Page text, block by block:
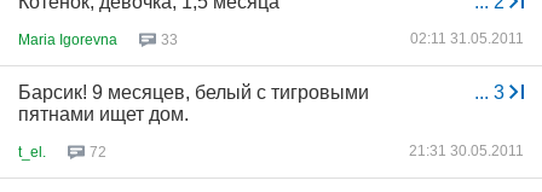
Maria Igorevna 33 02:11 31.05.2011
... 3
Барсик! 9 месяцев, белый с тигровыми
пятнами ищет дом.
t_el. 72 21:31 30.05.2011